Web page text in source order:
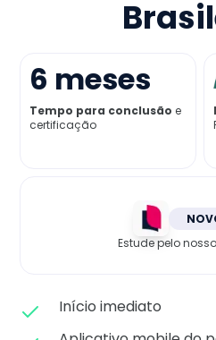
Já sou aluno
6 meses
Tempo para conclusão e
certificação
Estude pelo nosso
Início imediato